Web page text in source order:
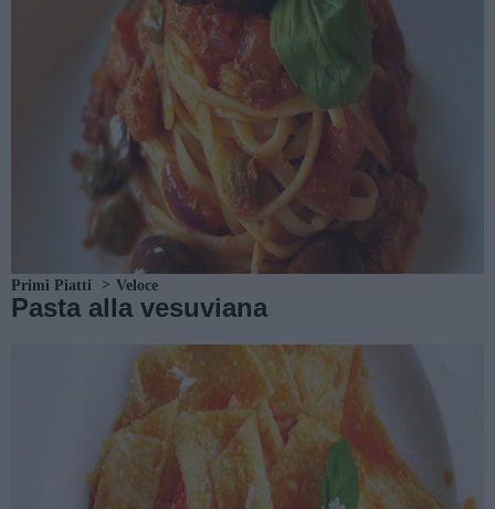
Primi Piatti Veloce
Pasta alla vesuviana